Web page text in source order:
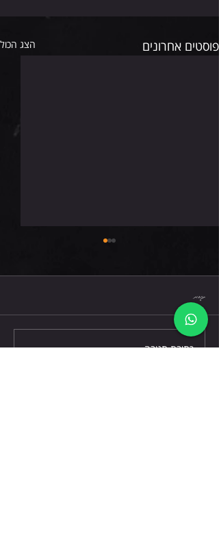
פוסטים אחרונים הצג הכול
תגובות
כתיבת תגובה...